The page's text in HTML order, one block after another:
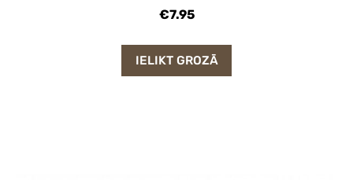
€7.95
IELIKT GROZĀ